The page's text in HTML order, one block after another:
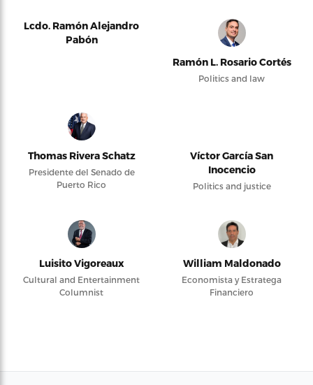
Lcdo. Ramón Alejandro
Pabón
Ramón L. Rosario Cortés
Politics and law
Thomas Rivera Schatz
Presidente del Senado de
Puerto Rico
Víctor García San
Inocencio
Politics and justice
Luisito Vigoreaux
Cultural and Entertainment
Columnist
William Maldonado
Economista y Estratega
Financiero